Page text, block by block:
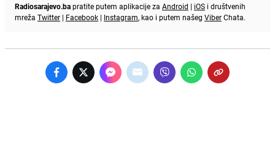
Radiosarajevo.bapratite putem aplikacije za Android | iOS i društvenih
mreža Twitter | Facebook | Instagram, kao i putem našeg ViberChata.